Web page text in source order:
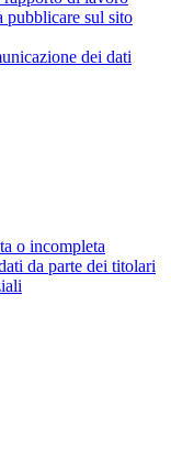
pubblicare sul sito
dei dati
o incompleta
da parte dei titolari